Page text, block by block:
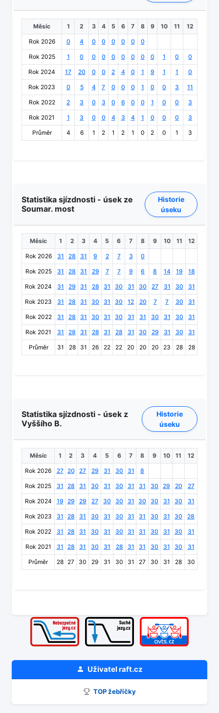
Měsíc 1 2 3 4 5 6 7 8 9 10 11 12
Rok 2026 0 4 0 0 0 0 0 0
Rok 2025 1 0 0 0 0 0 0 0 0 1 0 0
Rok 2024 17 20 0 0 2 4 0 1 9 1 1 0
Rok 2023 0 5 4 7 0 0 0 1 0 0 3 11
Rok 2022 2 3 0 3 0 6 0 0 1 0 0 3
Rok 2021 1 3 0 0 4 3 4 1 0 0 0 3
Průměr 4 6 1 2 1 2 1 0 2 0 1 3
Statistika sjízdnosti - úsek ze
Soumar. most
Historie
úseku
Měsíc 1 2 3 4 5 6 7 8 9 10 11 12
Rok 2026 31 28 31 9 2 7 3 0
Rok 2025 31 28 31 29 7 7 9 6 8 14 19 18
Rok 2024 31 29 31 28 31 30 31 30 27 31 30 31
Rok 2023 31 28 31 30 31 30 12 20 7 7 30 31
Rok 2022 31 28 31 30 31 30 31 31 30 31 30 31
Rok 2021 31 28 31 28 31 28 31 30 29 31 30 31
Průměr 31 28 31 26 22 22 20 20 20 23 28 28
Statistika sjízdnosti - úsek z
Vyššího B.
Historie
úseku
Měsíc 1 2 3 4 5 6 7 8 9 10 11 12
Rok 2026 27 20 27 29 31 30 31 8
Rok 2025 31 28 31 30 31 30 31 31 30 29 20 27
Rok 2024 19 29 29 27 30 30 31 30 30 31 30 31
Rok 2023 31 28 31 30 31 30 31 31 30 31 30 28
Rok 2022 31 28 31 30 31 30 31 31 30 31 30 31
Rok 2021 31 28 31 30 31 28 31 31 30 31 30 31
Průměr 28 27 30 29 31 30 31 27 30 31 28 30
Uživatelraft.cz
TOP žebříčky